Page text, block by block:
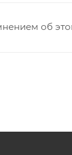
об